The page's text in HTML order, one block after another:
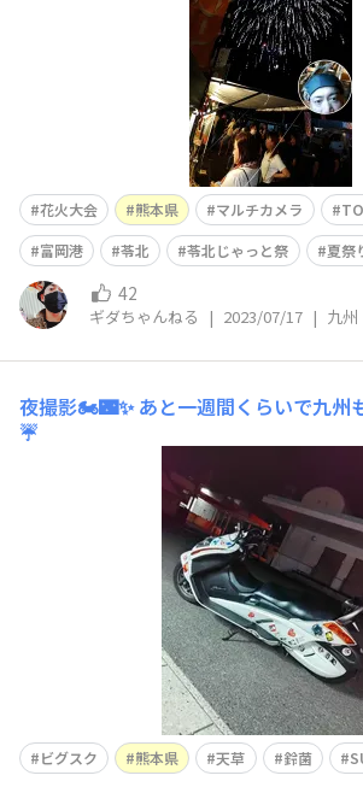
花火大会 熊本県 マルチカメラ
富岡港
苓北 苓北じゃっと祭 夏祭
42
ギダちゃんねる | 2023/07/17 | 九
夜撮影🏍️🌃✨ あと一週間くらいで九州
☔
ビグスク 熊本県 天草 鈴菌